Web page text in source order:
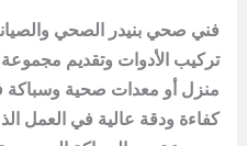
فني صحي بنيدر الصحي
تركيب الأدوات وتقديم
منزل أو معدات صحية وسباكة
كفاءة ودقة عالية في العمل